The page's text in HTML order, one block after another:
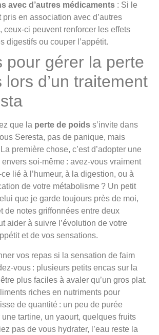
avec d’autres médicaments : Si le
pris en association avec d’autres
ceux-ci peuvent renforcer les effets
digestifs ou couper l’appétit.
pour gérer la perte
lors d’un traitement
que la perte de poids s’invite dans
Seresta, pas de panique, mais
première chose, c’est d’adopter une
envers soi-même : avez-vous vraiment
lié à l’humeur, à la digestion, ou à
de votre métabolisme ? Un petit
que je garde toujours près de moi,
de notes griffonnées entre deux
aider à suivre l’évolution de votre
et de vos sensations.
vos repas si la sensation de faim
vous : plusieurs petits encas sur la
plus faciles à avaler qu’un gros plat.
riches en nutriments pour
de quantité : un peu de purée
une tartine, un yaourt, quelques fruits
pas de vous hydrater, l’eau reste la